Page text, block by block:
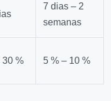
7 dias – 2
semanas
30 % 5 % – 10 %